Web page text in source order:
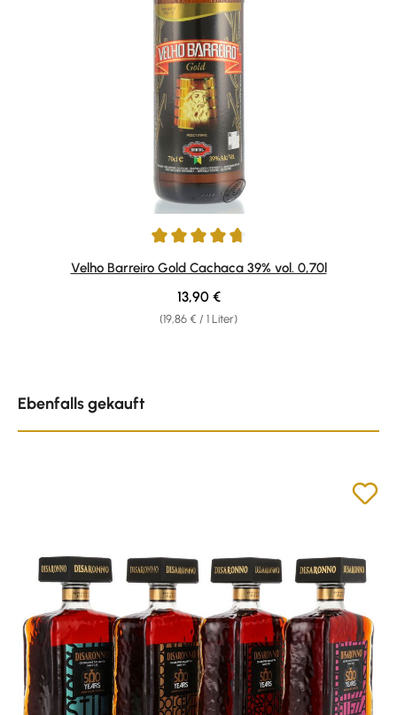
Durchschnittliche Bewertung von 4.77 von 5 Sternen
Velho Barreiro Gold Cachaca 39% vol. 0,70l
(19,86 € / 1 Liter)
Regulärer Preis:
13,90 €
Ebenfalls gekauft